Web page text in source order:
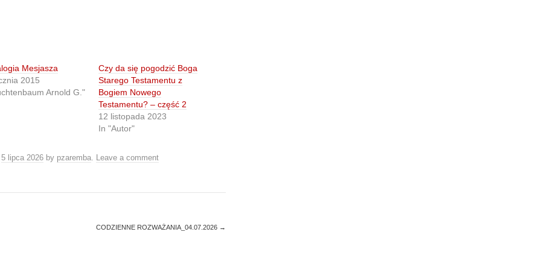
Mesjasza
2015
Arnold G."
Czy da się pogodzić Boga
Starego Testamentu z
Bogiem Nowego
Testamentu? – część 2
12 listopada 2023
In "Autor"
5 lipca 2026 by pzaremba. Leave a comment
CODZIENNE ROZWAŻANIA_04.07.2026 →